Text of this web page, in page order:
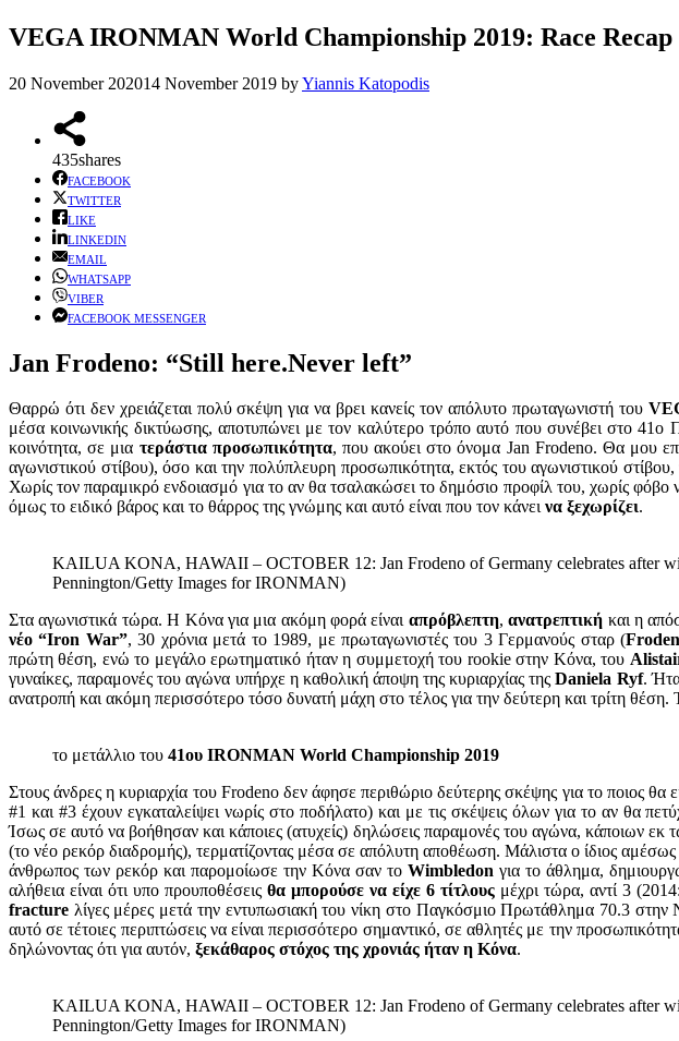
VEGA IRONMAN World Championship 2019: Race Recap
20 November 202014 November 2019 byYiannis Katopodis
435shares
FACEBOOK
TWITTER
LIKE
LINKEDIN
EMAIL
WHATSAPP
VIBER
FACEBOOK MESSENGER
Jan Frodeno: “Still here.Νever left”
Θαρρώ ότι δεν χρειάζεται πολύ σκέψη για να βρει κανείς τον απόλυτο πρωταγωνιστή του
μέσα κοινωνικής δικτύωσης, αποτυπώνει με τον καλύτερο τρόπο αυτό που συνέβει στο
κοινότητα, σε μια τεράστια προσωπικότητα, που ακούει στο όνομα Jan Frodeno. Θα μου
αγωνιστικού στίβου), όσο και την πολύπλευρη προσωπικότητα, εκτός του αγωνιστικού
Χωρίς τον παραμικρό ενδοιασμό για το αν θα τσαλακώσει το δημόσιο προφίλ του, χωρίς
όμως το ειδικό βάρος και το θάρρος της γνώμης και αυτό είναι που τον κάνεινα ξεχωρίζει.
KAILUA KONA, HAWAII – OCTOBER 12: Jan Frodeno of Germany celebrates after
Pennington/Getty Images for IRONMAN)
Στα αγωνιστικά τώρα. Η Κόνα για μια ακόμη φορά είναι απρόβλεπτη,ανατρεπτική και η
νέο “Iron War”, 30 χρόνια μετά το 1989, με πρωταγωνιστές του 3 Γερμανούς σταρ (
πρώτη θέση, ενώ το μεγάλο ερωτηματικό ήταν η συμμετοχή του rookie στην Κόνα, του
γυναίκες, παραμονές του αγώνα υπήρχε η καθολική άποψη της κυριαρχίας τηςDaniela Ryf.
ανατροπή και ακόμη περισσότερο τόσο δυνατή μάχη στο τέλος για την δεύτερη και τρίτη θέση.
το μετάλλιο του 41ου IRONMAN World Championship 2019
Στους άνδρες η κυριαρχία του Frodeno δεν άφησε περιθώριο δεύτερης σκέψης για το ποιος
#1 και #3 έχουν εγκαταλείψει νωρίς στο ποδήλατο) και με τις σκέψεις όλων για το αν θα
Ίσως σε αυτό να βοήθησαν και κάποιες (ατυχείς) δηλώσεις παραμονές του αγώνα, κάποιων
(το νέο ρεκόρ διαδρομής), τερματίζοντας μέσα σε απόλυτη αποθέωση. Μάλιστα ο ίδιος
άνθρωπος των ρεκόρ και παρομοίωσε την Κόνα σαν το Wimbledonγια το άθλημα,
αλήθεια είναι ότι υπο προυποθέσεις θα μπορούσε να είχε 6 τίτλους μέχρι τώρα, αντί 3
fracture λίγες μέρες μετά την εντυπωσιακή του νίκη στο Παγκόσμιο Πρωτάθλημα 70.3 στην
αυτό σε τέτοιες περιπτώσεις να είναι περισσότερο σημαντικό, σε αθλητές με την
δηλώνοντας ότι για αυτόν, ξεκάθαρος στόχος της χρονιάς ήταν η Κόνα.
KAILUA KONA, HAWAII – OCTOBER 12: Jan Frodeno of Germany celebrates after
Pennington/Getty Images for IRONMAN)